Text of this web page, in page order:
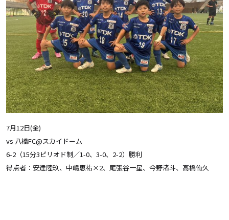
7月12日(金)
vs 八橋FC@スカイドーム
6-2（15分3ピリオド制／1-0、3-0、2-2）勝利
得点者：安達陸玖、中嶋恵祐×2、尾張谷一星、今野渚斗、高橋侑久